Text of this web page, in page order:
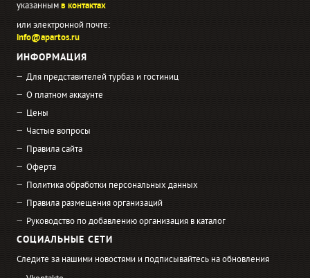
указаннымв контактах
или электронной почте:
info@apartos.ru
ИНФОРМАЦИЯ
Для представителей турбаз и гостиниц
О платном аккаунте
Цены
Частые вопросы
Правила сайта
Оферта
Политика обработки персональных данных
Правила размещения организаций
Руководство по добавлению организация в каталог
СОЦИАЛЬНЫЕ СЕТИ
Следите за нашими новостями и подписывайтесь на обновления